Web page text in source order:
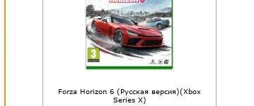
Forza Horizon 6 (Русская версия)(Xbox
Series X)